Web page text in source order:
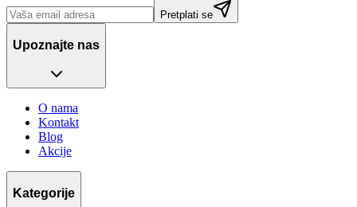
Pretplati se
Upoznajte nas
O nama
Kontakt
Blog
Akcije
Kategorije